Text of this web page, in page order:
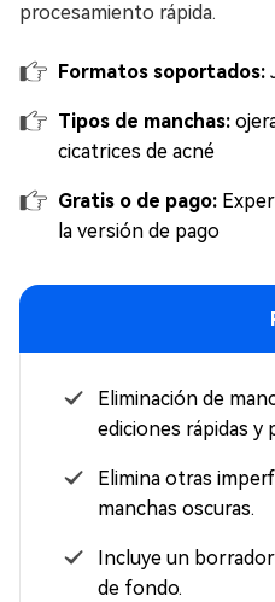
procesamiento rápida.
Formatos soportados:
Tipos de manchas:
cicatrices de acné
Gratis o de pago:
la versión de pago
Eliminación de
ediciones rápidas y
Elimina otras
manchas oscuras.
Incluye un
de fondo.